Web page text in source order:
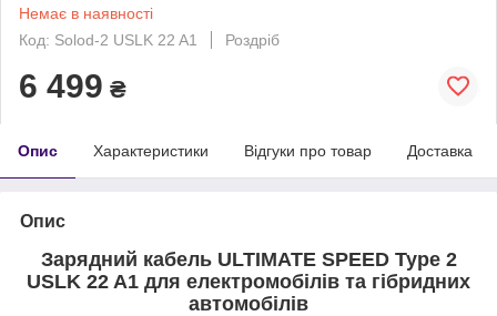
Немає в наявності
Код: Solod-2 USLK 22 A1
Роздріб
6 499 ₴
Опис Характеристики Відгуки про товар Доставка
Опис
Зарядний кабель ULTIMATE SPEED Type 2
USLK 22 A1 для електромобілів та гібридних
автомобілів